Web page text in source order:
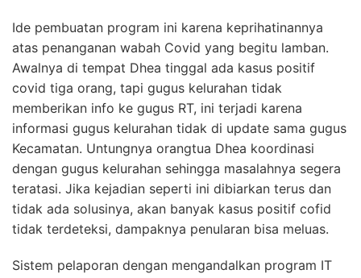
Ide pembuatan program ini karena keprihatinannya
atas penanganan wabah Covid yang begitu lamban.
Awalnya di tempat Dhea tinggal ada kasus positif
covid tiga orang, tapi gugus kelurahan tidak
memberikan info ke gugus RT, ini terjadi karena
informasi gugus kelurahan tidak di update sama gugus
Kecamatan. Untungnya orangtua Dhea koordinasi
dengan gugus kelurahan sehingga masalahnya segera
teratasi. Jika kejadian seperti ini dibiarkan terus dan
tidak ada solusinya, akan banyak kasus positif cofid
tidak terdeteksi, dampaknya penularan bisa meluas.
Sistem pelaporan dengan mengandalkan program IT